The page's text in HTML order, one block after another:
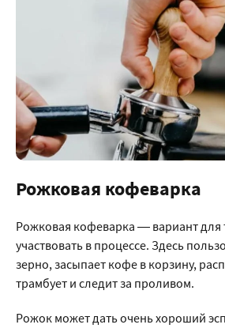
Рожковая кофеварка
Рожковая кофеварка — вариант для
участвовать в процессе. Здесь
зерно, засыпает кофе в корзину,
трамбует и следит за проливом.
Рожок может дать очень хороший